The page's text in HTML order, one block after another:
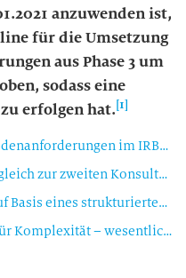
anzuwenden ist,
für die Umsetzung
aus Phase 3 um
sodass eine
erfolgen hat.[1]
EBA definiert einheitliche Methodenanforderungen im IRB-Ansatz
Wesentliche Änderungen im Vergleich zur zweiten Konsultation
Ermittlung des Downturn-LGD auf Basis eines strukturierten Vorgehensmodells
Die Regelungstiefe der GL sorgt für Komplexität – wesentliche Herausforderungen sind zu meistern